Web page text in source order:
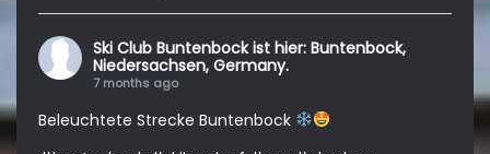
Ski Club Buntenbock ist hier: Buntenbock,
Niedersachsen, Germany.
7 months ago
Beleuchtete Strecke Buntenbock